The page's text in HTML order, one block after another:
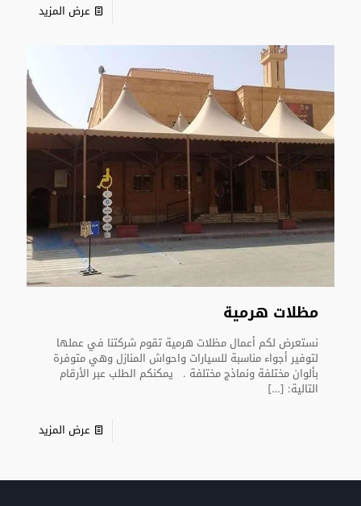
عرض المزيد
مظلات هرمية
نستعرض لكم أعمال مظلات هرمية تقوم شركتنا في عملها
لتوفير أجواء مناسبة للسيارات واحواش المنازل وهي متوفرة
بألوان مختلفة ونماذج مختلفة . يمكنكم الطلب عبر الأرقام
التالية: […]
عرض المزيد